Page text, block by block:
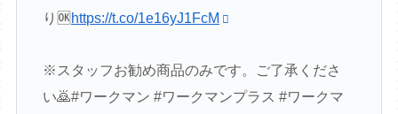
り🆗 https://t.co/1e16yJ1FcM
※スタッフお勧め商品のみです。ご了承くださ
い🙇#ワークマン #ワークマンプラス #ワークマ